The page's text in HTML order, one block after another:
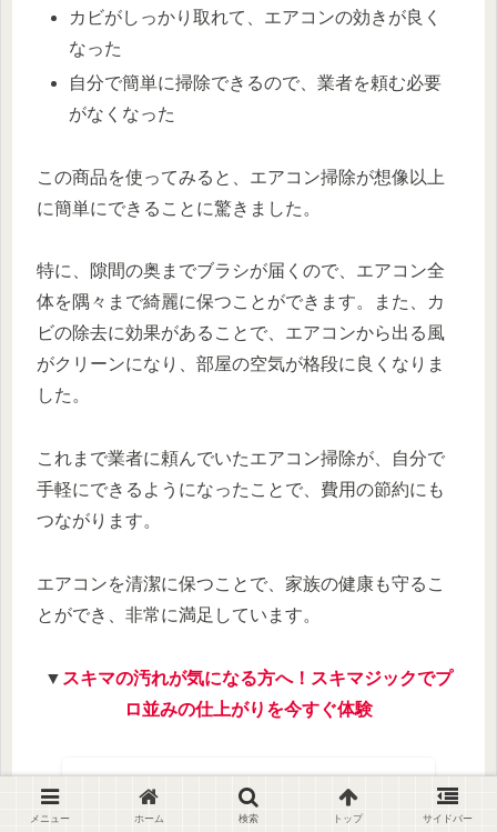
カビがしっかり取れて、エアコンの効きが良く
なった
自分で簡単に掃除できるので、業者を頼む必要
がなくなった
この商品を使ってみると、エアコン掃除が想像以上
に簡単にできることに驚きました。
特に、隙間の奥までブラシが届くので、エアコン全
体を隅々まで綺麗に保つことができます。また、カ
ビの除去に効果があることで、エアコンから出る風
がクリーンになり、部屋の空気が格段に良くなりま
した。
これまで業者に頼んでいたエアコン掃除が、自分で
手軽にできるようになったことで、費用の節約にも
つながります。
エアコンを清潔に保つことで、家族の健康も守るこ
とができ、非常に満足しています。
▼ スキマの汚れが気になる方へ！スキマジックでプ
ロ並みの仕上がりを今すぐ体験
メニュー ホーム 検索 トップ サイドバー